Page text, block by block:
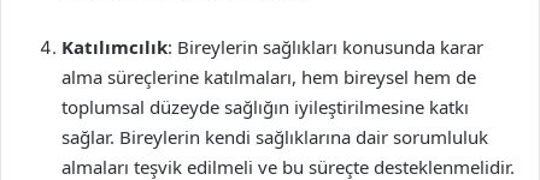
Katılımcılık: Bireylerin sağlıkları konusunda karar
alma süreçlerine katılmaları, hem bireysel hem de
toplumsal düzeyde sağlığın iyileştirilmesine katkı
sağlar. Bireylerin kendi sağlıklarına dair sorumluluk
almaları teşvik edilmeli ve bu süreçte desteklenmelidir.